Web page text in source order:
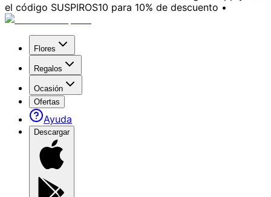
el código SUSPIROS10 para 10% de descuento •
Flores
Regalos
Ocasión
Ofertas
Ayuda
Descargar